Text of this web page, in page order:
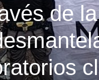
de